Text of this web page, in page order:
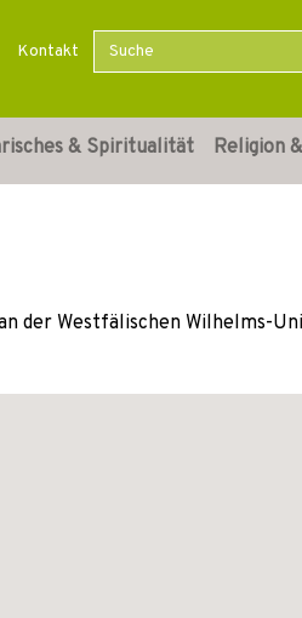
Kontakt
& Spiritualität Religion
der Westfälischen Wilhelms-